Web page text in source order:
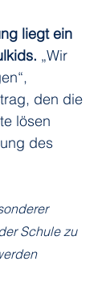
liegt ein
„Wir
den die
lösen
des
Schule zu